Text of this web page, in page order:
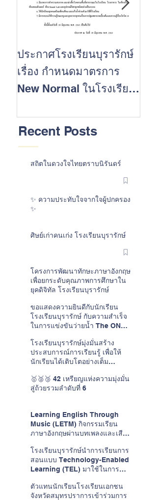
ประกาศโรงเรียนบุรารักษ์
เรื่อง กำหนดมาตรการ
New Normal ในโรงเรียน
2563
Recent Posts
สถิตในดวงใจไทยตราบนิรันดร์
✨ ความประทับใจจากใจผู้ปกครอง
✨
ศิษย์เก่าคนเก่ง โรงเรียนบุรารักษ์
โครงการพัฒนาทักษะภาษาอังกฤษ
เพื่อยกระดับคุณภาพการศึกษาใน
ยุคดิจิทัล โรงเรียนบุรารักษ์
ขอแสดงความยินดีกับนักเรียน
โรงเรียนบุรารักษ์ กับความสำเร็จ
ในการแข่งขันว่ายน้ำ The ONE
โรงเรียนบุรารักษ์มุ่งมั่นสร้าง
ประสบการณ์การเรียนรู้ เพื่อให้
นักเรียนได้เติบโตอย่างเต็ม
🥇🥈🥉 42 เหรียญแห่งความมุ่งมั่น
สู่ถ้วยรวมลำดับที่ 6
Learning English Through
Music (LETM) กิจกรรมเรียน
ภาษาอังกฤษผ่านบทเพลงและเสียง
โรงเรียนบุรารักษ์นำการเรียนการ
สอนแบบ Technology-Enabled
Learning (TEL) มาใช้ในการ
อังกฤษ
ตัวแทนนักเรียนโรงเรียนเอกชน
จังหวัดสมุทรปราการเข้าร่วมการ